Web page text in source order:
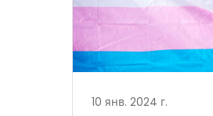
10 янв. 2024 г.